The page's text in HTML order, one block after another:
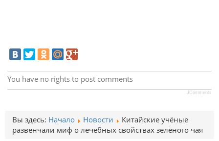
You have no rights to post comments
JComments
Вы здесь: Начало Новости
Китайские учёные
развенчали миф о лечебных свойствах зелёного чая